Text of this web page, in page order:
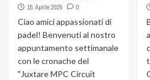
15 Aprile 2025
0
Ciao amici appassionati di
padel! Benvenuti al nostro
appuntamento settimanale
con le cronache del
"Juxtare MPC Circuit